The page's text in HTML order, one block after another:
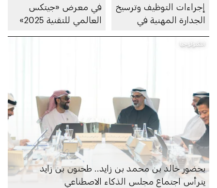
إجراءات التوظيف وترسيخ
الجدارة المهنية في
في معرض «جيتكس
العالمي للتقنية 2025»
التكنولوجيا
بحضور خالد بن محمد بن زايد.. طحنون بن زايد
يترأس اجتماع مجلس الذكاء الاصطناعي